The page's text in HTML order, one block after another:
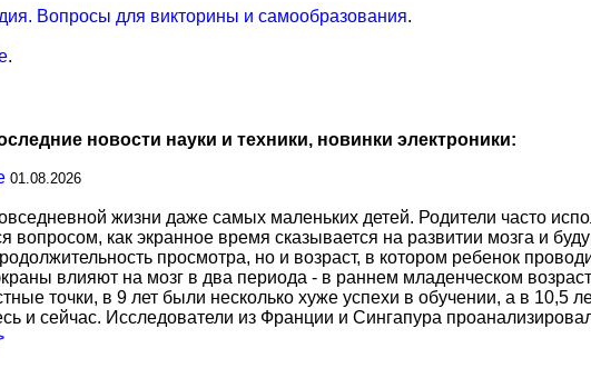
Вопросы для викторины и самообразования.
.
новости науки и техники, новинки электроники:
01.08.2026
жизни даже самых маленьких детей. Родители часто
вопросом, как экранное время сказывается на развитии мозга и
просмотра, но и возраст, в котором ребенок
влияют на мозг в два периода - в раннем младенческом
точки, в 9 лет были несколько хуже успехи в обучении, а в 10,5
и сейчас. Исследователи из Франции и Сингапура